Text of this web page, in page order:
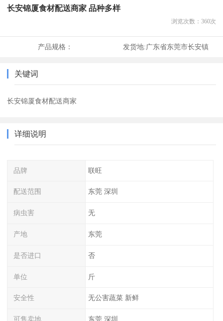
长安锦厦食材配送商家 品种多样
浏览次数： 360次
产品规格： 发货地:广东省东莞市长安镇
关键词
长安锦厦食材配送商家
详细说明
品牌 联旺
配送范围 东莞 深圳
病虫害 无
产地 东莞
是否进口 否
单位 斤
安全性 无公害蔬菜 新鲜
可售卖地 东莞 深圳